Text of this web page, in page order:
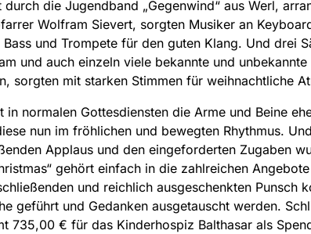
durch die Jugendband „Gegenwind“ aus Werl,
Wolfram Sievert, sorgten Musiker an
Bass und Trompete für den guten Klang. Und drei
und auch einzeln viele bekannte und
sorgten mit starken Stimmen für weihnachtliche
in normalen Gottesdiensten die Arme und Beine
nun im fröhlichen und bewegten Rhythmus.
Applaus und den eingeforderten Zugaben
gehört einfach in die zahlreichen
und reichlich ausgeschenkten Punsch
geführt und Gedanken ausgetauscht werden.
735,00 € für das Kinderhospiz Balthasar als